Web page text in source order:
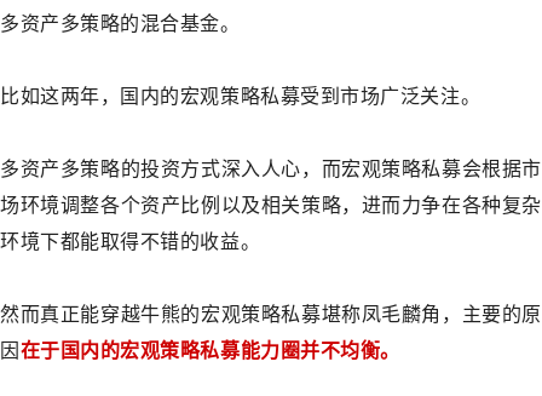
多资产多策略的混合基金。
比如这两年，国内的宏观策略私募受到市场广泛关注。
多资产多策略的投资方式深入人心，而宏观策略私募会根据市
场环境调整各个资产比例以及相关策略，进而力争在各种复杂
环境下都能取得不错的收益。
然而真正能穿越牛熊的宏观策略私募堪称凤毛麟角，主要的原
因 在于国内的宏观策略私募能力圈并不均衡。